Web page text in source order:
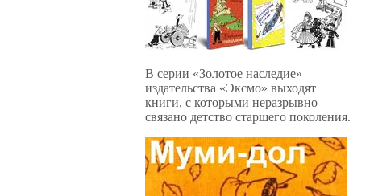
В серии «Золотое наследие»
издательства «Эксмо» выходят
книги, с которыми неразрывно
связано детство старшего поколения.